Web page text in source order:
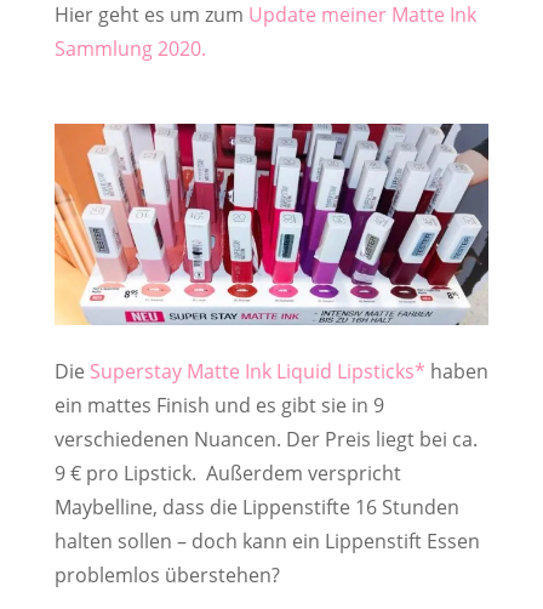
Hier geht es um zum Update meiner Matte Ink
Sammlung 2020.
Die Superstay Matte Ink Liquid Lipsticks
haben
ein mattes Finish und es gibt sie in 9
verschiedenen Nuancen. Der Preis liegt bei ca.
9 € pro Lipstick. Außerdem verspricht
Maybelline, dass die Lippenstifte 16 Stunden
halten sollen – doch kann ein Lippenstift Essen
problemlos überstehen?